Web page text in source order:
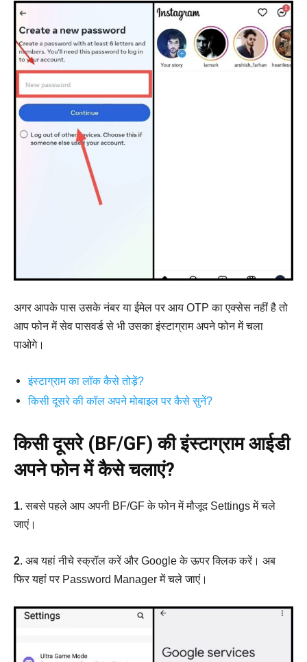
अगर आपके पास उसके नंबर या ईमेल पर आय OTP का एक्सेस नहीं है तो
आप फोन में सेव पासवर्ड से भी उसका इंस्टाग्राम अपने फोन में चला
पाओगे।
इंस्टाग्राम का लॉक कैसे तोड़ें?
किसी दूसरे की कॉल अपने मोबाइल पर कैसे सुनें?
किसी दूसरे (BF/GF) की इंस्टाग्राम आईडी
अपने फोन में कैसे चलाएं?
1. सबसे पहले आप अपनी BF/GF के फोन में मौजूद Settings में चले
जाएं।
2. अब यहां नीचे स्क्रॉल करें और Google के ऊपर क्लिक करें। अब
फिर यहां पर Password Manager में चले जाएं।